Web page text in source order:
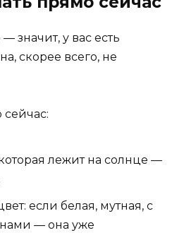
значит, у вас есть
скорее всего, не
лежит на солнце —
если белая, мутная, с
— она уже